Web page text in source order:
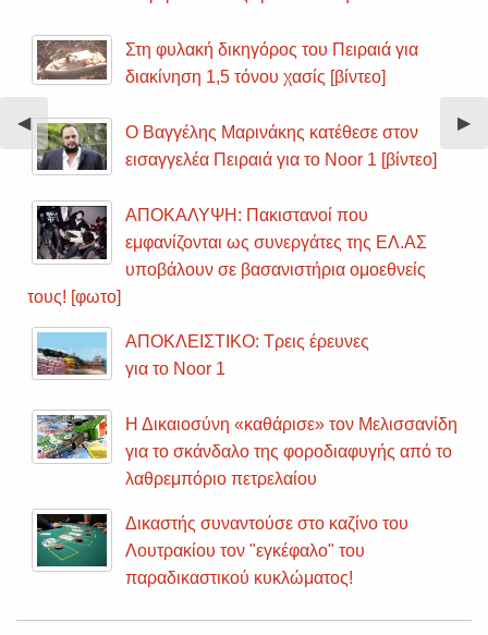
Previous
Slide
◀︎ ▶︎
Στη φυλακή δικηγόρος του Πειραιά για
διακίνηση 1,5 τόνου χασίς [βίντεο]
Ο Βαγγέλης Μαρινάκης κατέθεσε στον
εισαγγελέα Πειραιά για το Noor 1 [βίντεο]
ΑΠΟΚΑΛΥΨΗ: Πακιστανοί που
εμφανίζονται ως συνεργάτες της ΕΛ.ΑΣ
υποβάλουν σε βασανιστήρια ομοεθνείς
τους! [φωτο]
ΑΠΟΚΛΕΙΣΤΙΚΟ: Τρεις έρευνες
για το Noor 1
Η Δικαιοσύνη «καθάρισε» τον Μελισσανίδη
για το σκάνδαλο της φοροδιαφυγής από το
λαθρεμπόριο πετρελαίου
Δικαστής συναντούσε στο καζίνο του
Λουτρακίου τον "εγκέφαλο" του
παραδικαστικού κυκλώματος!